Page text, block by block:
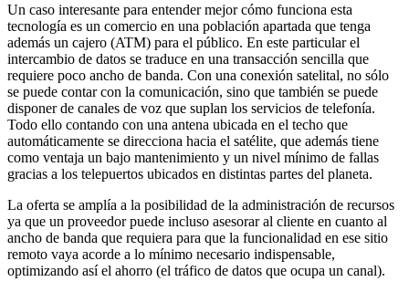
Un caso interesante para entender mejor cómo funciona esta
tecnología es un comercio en una población apartada que tenga
además un cajero (ATM) para el público. En este particular el
intercambio de datos se traduce en una transacción sencilla que
requiere poco ancho de banda. Con una conexión satelital, no sólo
se puede contar con la comunicación, sino que también se puede
disponer de canales de voz que suplan los servicios de telefonía.
Todo ello contando con una antena ubicada en el techo que
automáticamente se direcciona hacia el satélite, que además tiene
como ventaja un bajo mantenimiento y un nivel mínimo de fallas
gracias a los telepuertos ubicados en distintas partes del planeta.
La oferta se amplía a la posibilidad de la administración de recursos
ya que un proveedor puede incluso asesorar al cliente en cuanto al
ancho de banda que requiera para que la funcionalidad en ese sitio
remoto vaya acorde a lo mínimo necesario indispensable,
optimizando así el ahorro (el tráfico de datos que ocupa un canal).